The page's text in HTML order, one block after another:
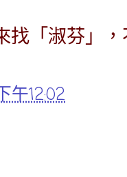
找「淑芬」
午12:02